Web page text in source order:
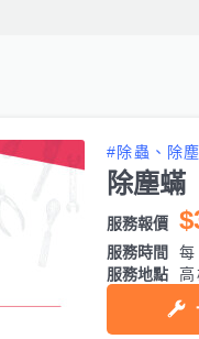
#除蟲、除
除塵蟎
服務報價
服務時間
服務地點